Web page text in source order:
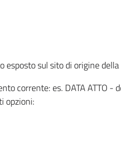
sul sito di origine
corrente: es. DATA ATTO -
opzioni: